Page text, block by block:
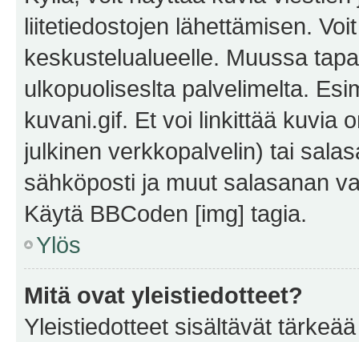
liitetiedostojen lähettämisen.
keskustelualueelle. Muussa
ulkopuoliseslta palvelimelta.
kuvani.gif. Et voi linkittää kuvia
julkinen verkkopalvelin) tai
sähköposti ja muut salasanan
Käytä BBCoden [img] tagia.
Ylös
Mitä ovat yleistiedotteet?
Yleistiedotteet sisältävät